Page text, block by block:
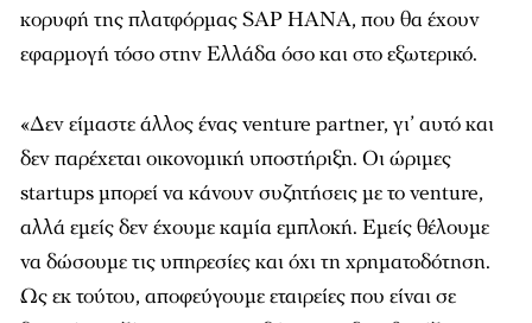
κορυφή της πλατφόρµας SAP HANA, που θα έχουν
εφαρµογή τόσο στην Ελλάδα όσο και στο εξωτερικό.
«Δεν είµαστε άλλος ένας venture partner, γι’ αυτό και
δεν παρέχεται οικονοµική υποστήριξη. Οι ώριµες
startups µπορεί να κάνουν συζητήσεις µε το venture,
αλλά εµείς δεν έχουµε καµία εµπλοκή. Εµείς θέλουµε
να δώσουµε τις υπηρεσίες και όχι τη χρηµατοδότηση.
Ως εκ τούτου, αποφεύγουµε εταιρείες που είναι σε